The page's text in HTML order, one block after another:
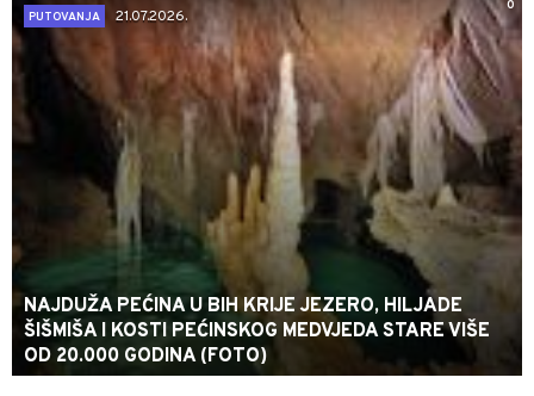
0
PUTOVANJA
21.07.2026.
NAJDUŽA PEĆINA U BIH KRIJE JEZERO, HILJADE
ŠIŠMIŠA I KOSTI PEĆINSKOG MEDVJEDA STARE VIŠE
OD 20.000 GODINA (FOTO)